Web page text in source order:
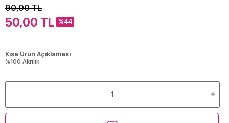
90,00TL
50,00 TL %44
Kısa Ürün Açıklaması
%100 Akrilik